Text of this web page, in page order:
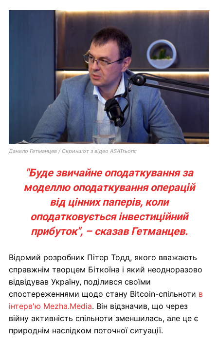
Данило Гетманцев / Скриншот з відео ASATrьопс
"Буде звичайне оподаткування за
моделлю оподаткування операцій
від цінних паперів, коли
оподатковується інвестиційний
прибуток", – сказав Гетманцев.
Відомий розробник Пітер Тодд, якого вважають
справжнім творцем Біткоїна і який неодноразово
відвідував Україну, поділився своїми
спостереженнями щодо стану Bitcoin-спільноти в
інтерв'ю Mezha.Media. Він відзначив, що через
війну активність спільноти зменшилась, але це є
природнім наслідком поточної ситуації.